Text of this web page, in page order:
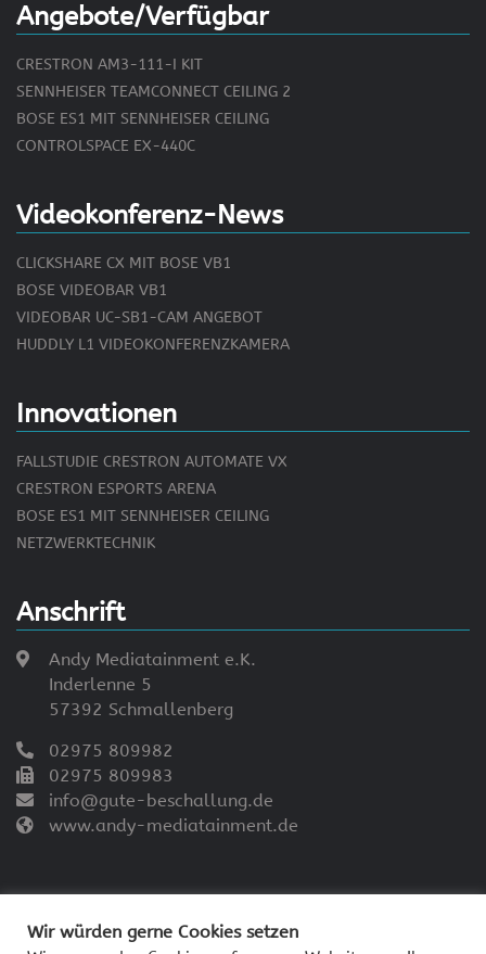
Anschrift
Andy Mediatainment e.K.
Inderlenne 5
57392 Schmallenberg
02975 809982
02975 809983
info@gute-beschallung.de
www.andy-mediatainment.de
Angebote/Verfügbar
Videokonferenz-News
Innovationen
CRESTRON AM3-111-I KIT
SENNHEISER TEAMCONNECT CEILING 2
BOSE ES1 MIT SENNHEISER CEILING
CONTROLSPACE EX-440C
CLICKSHARE CX MIT BOSE VB1
BOSE VIDEOBAR VB1
VIDEOBAR UC-SB1-CAM ANGEBOT
HUDDLY L1 VIDEOKONFERENZKAMERA
FALLSTUDIE CRESTRON AUTOMATE VX
CRESTRON ESPORTS ARENA
BOSE ES1 MIT SENNHEISER CEILING
NETZWERKTECHNIK
Wir würden gerne Cookies setzen